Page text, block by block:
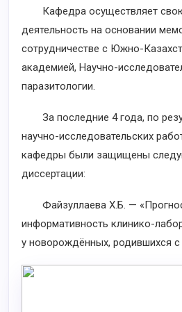
Кафедра осуществляет
деятельность на основании
сотрудничестве с Южно-
академией, Научно-
паразитологии.
За последние 4 года, по
научно-исследовательских
кафедры были защищены
диссертации:
Файзуллаева Х.Б. —
информативность клинико-
у новорождённых, родившихся с